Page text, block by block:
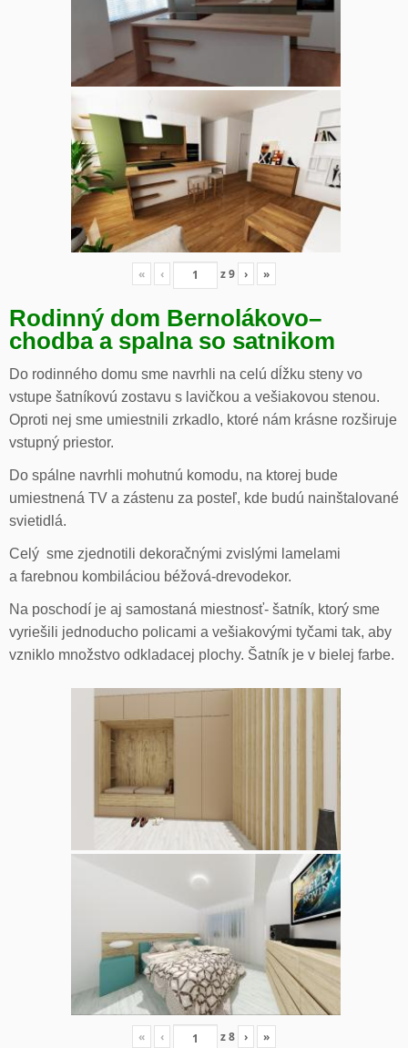
« ‹ z9 › »
Rodinný dom Bernolákovo–
chodba a spalna so satnikom
Do rodinného domu sme navrhli na celú dĺžku steny vo
vstupe šatníkovú zostavu s lavičkou a vešiakovou stenou.
Oproti nej sme umiestnili zrkadlo, ktoré nám krásne rozširuje
vstupný priestor.
Do spálne navrhli mohutnú komodu, na ktorej bude
umiestnená TV a zástenu za posteľ, kde budú nainštalované
svietidlá.
Celý sme zjednotili dekoračnými zvislými lamelami
a farebnou kombiláciou béžová-drevodekor.
Na poschodí je aj samostaná miestnosť- šatník, ktorý sme
vyriešili jednoducho policami a vešiakovými tyčami tak, aby
vzniklo množstvo odkladacej plochy. Šatník je v bielej farbe.
« ‹ z8 › »